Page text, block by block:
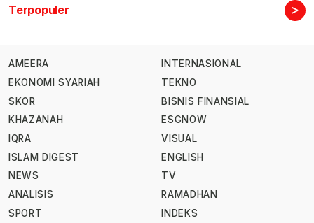
Terpopuler >
AMEERA
EKONOMI SYARIAH
SKOR
KHAZANAH
IQRA
ISLAM DIGEST
NEWS
ANALISIS
SPORT
INTERNASIONAL
TEKNO
BISNIS FINANSIAL
ESGNOW
VISUAL
ENGLISH
TV
RAMADHAN
INDEKS